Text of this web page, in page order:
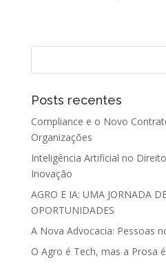
Posts recentes
Compliance e o Novo
Organizações
Inteligência Artificial no
Inovação
AGRO E IA: UMA JORNADA
OPORTUNIDADES
A Nova Advocacia: Pessoas
O Agro é Tech, mas a Prosa